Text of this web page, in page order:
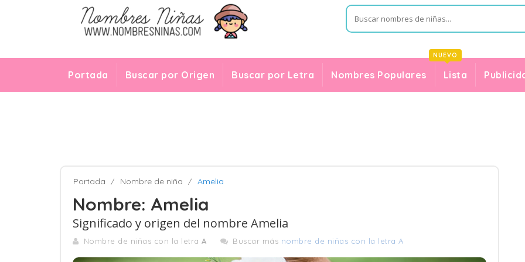
Portada Buscar por Origen Buscar por Letra Nombres Populares Lista
NUEVO
Portada Nombre de niña Amelia
Nombre: Amelia
Significado y origen del nombre Amelia
Nombre de niñas con la letra A Buscar más nombre de niñas con la letra A